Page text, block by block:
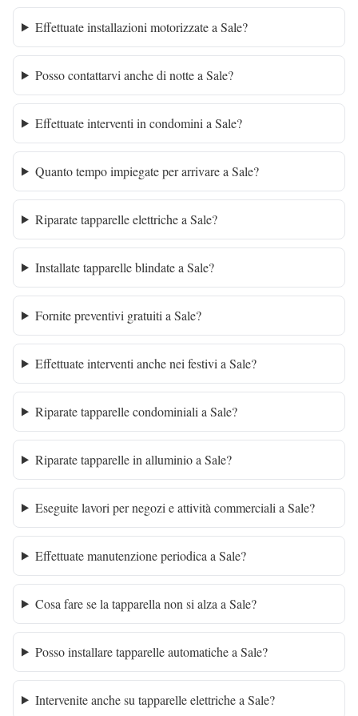
Effettuate installazioni motorizzate a Sale?
Posso contattarvi anche di notte a Sale?
Effettuate interventi in condomini a Sale?
Quanto tempo impiegate per arrivare a Sale?
Riparate tapparelle elettriche a Sale?
Installate tapparelle blindate a Sale?
Fornite preventivi gratuiti a Sale?
Effettuate interventi anche nei festivi a Sale?
Riparate tapparelle condominiali a Sale?
Riparate tapparelle in alluminio a Sale?
Eseguite lavori per negozi e attività commerciali a Sale?
Effettuate manutenzione periodica a Sale?
Cosa fare se la tapparella non si alza a Sale?
Posso installare tapparelle automatiche a Sale?
Intervenite anche su tapparelle elettriche a Sale?